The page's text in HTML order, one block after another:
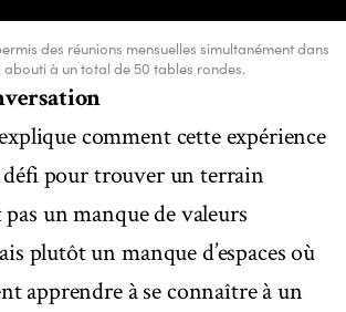
des réunions mensuelles simultanément dans
abouti à un total de 50 tables rondes.
comment cette expérience
défi pour trouver un terrain
pas un manque de valeurs
plutôt un manque d’espaces où
apprendre à se connaître à un